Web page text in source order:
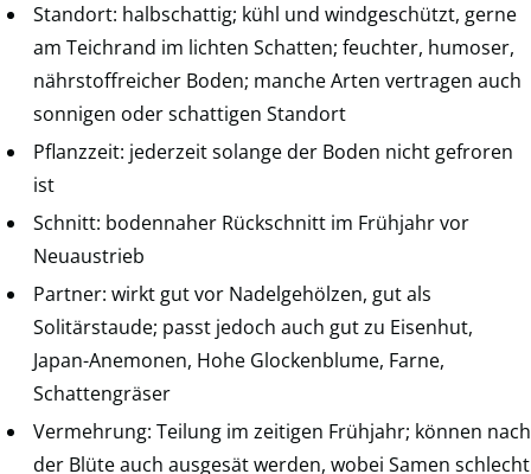
Standort: halbschattig; kühl und windgeschützt, gerne
am Teichrand im lichten Schatten; feuchter, humoser,
nährstoffreicher Boden; manche Arten vertragen auch
sonnigen oder schattigen Standort
Pflanzzeit: jederzeit solange der Boden nicht gefroren
ist
Schnitt: bodennaher Rückschnitt im Frühjahr vor
Neuaustrieb
Partner: wirkt gut vor Nadelgehölzen, gut als
Solitärstaude; passt jedoch auch gut zu Eisenhut,
Japan-Anemonen, Hohe Glockenblume, Farne,
Schattengräser
Vermehrung: Teilung im zeitigen Frühjahr; können nach
der Blüte auch ausgesät werden, wobei Samen schlecht